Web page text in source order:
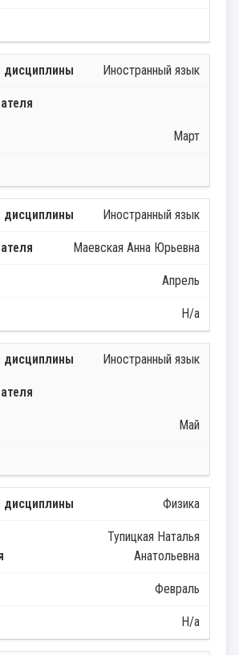
Иностранный язык
Март
Иностранный язык
Маевская Анна Юрьевна
Апрель
Н/а
Иностранный язык
Май
Физика
Тупицкая Наталья
Анатольевна
Февраль
Н/а